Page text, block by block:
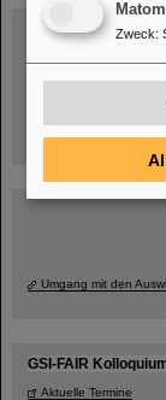
Blog Beam On
Umgang mit den
GSI-FAIR
Aktuelle Termine
Zweck: